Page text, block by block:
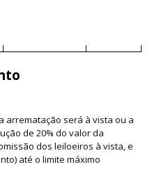
arrematação será à vista ou a
de 20% do valor da
dos leiloeiros à vista, e
até o limite máximo